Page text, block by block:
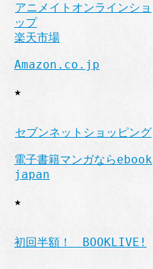
アニメイトオンラインショ
ップ
楽天市場
Amazon.co.jp
★
セブンネットショッピング
電子書籍マンガならebook
japan
★
初回半額！ BOOKLIVE!